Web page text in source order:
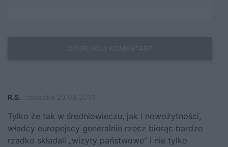
R.S.
Tylko że tak w średniowieczu, jak i nowożytności,
władcy europejscy generalnie rzecz biorąc bardzo
rzadko składali „wizyty państwowe” i nie tylko